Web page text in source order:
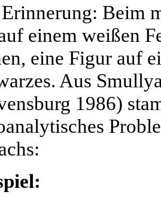
Beim
einem weißen
eine Figur auf
Aus
1986)